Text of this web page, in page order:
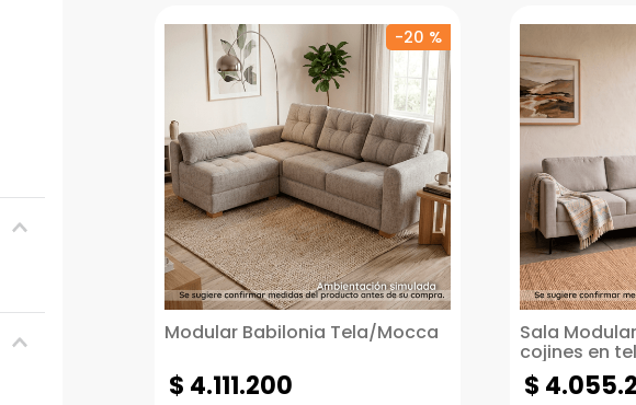
-20 %
Modular Babilonia Tela/Mocca
$ 4.111.200
Sala
cojines en
$ 4.055.